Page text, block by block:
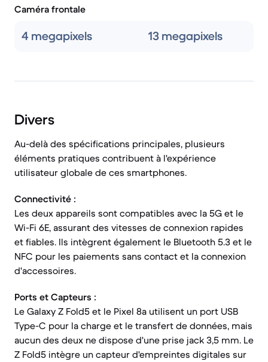
Caméra frontale
4 megapixels 13 megapixels
Divers
Au-delà des spécifications principales, plusieurs
éléments pratiques contribuent à l'expérience
utilisateur globale de ces smartphones.
Connectivité :
Les deux appareils sont compatibles avec la 5G et le
Wi-Fi 6E, assurant des vitesses de connexion rapides
et fiables. Ils intègrent également le Bluetooth 5.3 et le
NFC pour les paiements sans contact et la connexion
d'accessoires.
Ports et Capteurs :
Le Galaxy Z Fold5 et le Pixel 8a utilisent un port USB
Type-C pour la charge et le transfert de données, mais
aucun des deux ne dispose d'une prise jack 3,5 mm. Le
Z Fold5 intègre un capteur d'empreintes digitales sur